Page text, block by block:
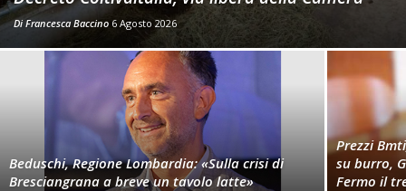
Di Francesca Baccino 6 Agosto 2026
Beduschi, Regione Lombardia: «Sulla crisi di
Bresciangrana a breve un tavolo latte»
Prezzi
su burro,
Fermo il